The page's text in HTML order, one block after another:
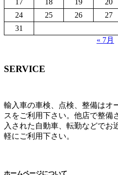
17
18 19 20
24
25 26 27
31
« 7月
SERVICE
輸入車の車検、点検、整備はオ
スをご利用下さい。他店で整備
入された自動車、転勤などでお
軽にご利用下さい。
ホームページについて